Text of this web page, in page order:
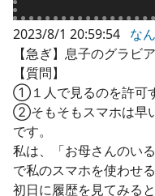
2023/8/1 20:59:54 な
【急ぎ】息子のグラビ
【質問】
①１人で見るのを許可
②そもそもスマホは早
です。
私は、「お母さんのい
で私のスマホを使わせ
初日に履歴を見てみる